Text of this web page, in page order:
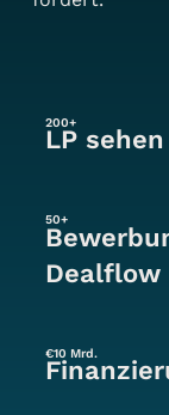
200+
LP
50+
Dealflow
€10 Mrd.